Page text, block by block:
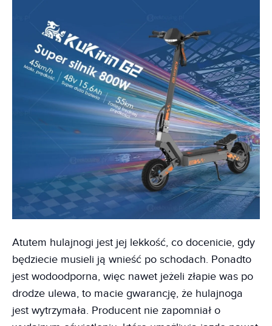
Atutem hulajnogi jest jej lekkość, co docenicie, gdy
będziecie musieli ją wnieść po schodach. Ponadto
jest wodoodporna, więc nawet jeżeli złapie was po
drodze ulewa, to macie gwarancję, że hulajnoga
jest wytrzymała. Producent nie zapomniał o